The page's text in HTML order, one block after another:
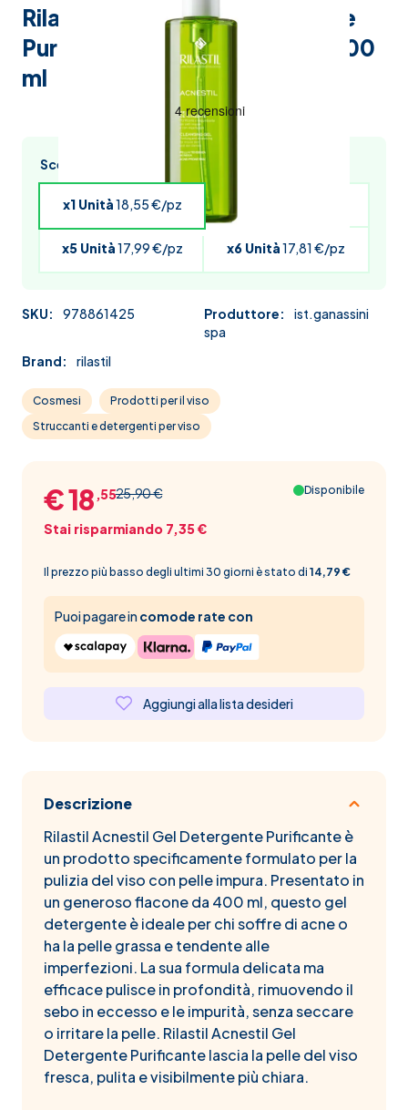
Rilastil Acnestil Gel Detergente
Purificante Viso Pelle Impura 400
ml
Scegli l’acquisto multiplo e risparmia
x1 Unità18,55 €/pz
x5 Unità17,99 €/pz x6 Unità17,81 €/pz
SKU: 978861425 Produttore:
ist.ganassini
spa
Brand:
rilastil
Cosmesi
Prodotti per il viso
Struccanti e detergenti per viso
25,90 €
€ 18 ,55
Stai risparmiando 7,35 €
Disponibile
Il prezzo più basso degli ultimi 30 giorni è stato di 14,79 €
Puoi pagare incomode rate con
Aggiungi alla lista desideri
Descrizione
Rilastil Acnestil Gel Detergente Purificante è
un prodotto specificamente formulato per la
pulizia del viso con pelle impura. Presentato in
un generoso flacone da 400 ml, questo gel
detergente è ideale per chi soffre di acne o
ha la pelle grassa e tendente alle
imperfezioni. La sua formula delicata ma
efficace pulisce in profondità, rimuovendo il
sebo in eccesso e le impurità, senza seccare
o irritare la pelle. Rilastil Acnestil Gel
Detergente Purificante lascia la pelle del viso
fresca, pulita e visibilmente più chiara.